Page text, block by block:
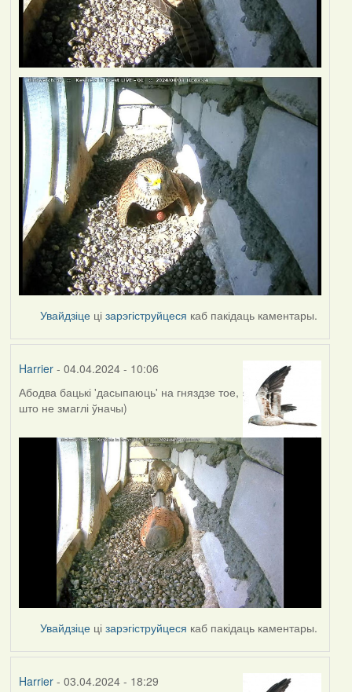
Увайдзіце цізарэгіструйцеся каб пакідаць каментары.
Harrier- 04.04.2024 - 10:06
Абодва бацькі 'дасыпаюць' на гняздзе тое,
што не змаглі ўначы)
Увайдзіце цізарэгіструйцеся каб пакідаць каментары.
Harrier- 03.04.2024 - 18:29